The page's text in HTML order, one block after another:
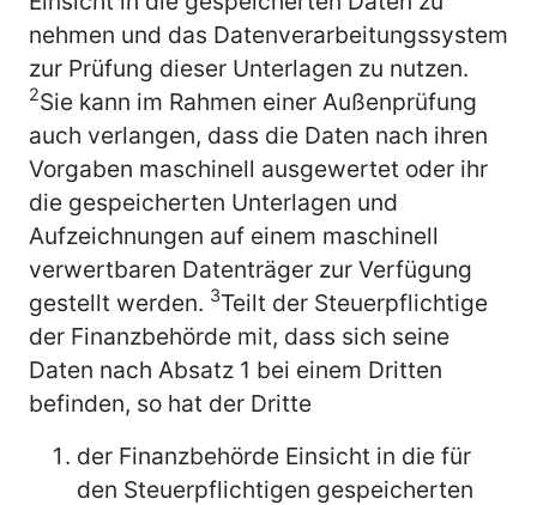
nehmen und das Datenverarbeitungssystem
zur Prüfung dieser Unterlagen zu nutzen.
2Sie kann im Rahmen einer Außenprüfung
auch verlangen, dass die Daten nach ihren
Vorgaben maschinell ausgewertet oder ihr
die gespeicherten Unterlagen und
Aufzeichnungen auf einem maschinell
verwertbaren Datenträger zur Verfügung
gestellt werden. 3Teilt der Steuerpflichtige
der Finanzbehörde mit, dass sich seine
Daten nach Absatz 1 bei einem Dritten
befinden, so hat der Dritte
der Finanzbehörde Einsicht in die für
den Steuerpflichtigen gespeicherten